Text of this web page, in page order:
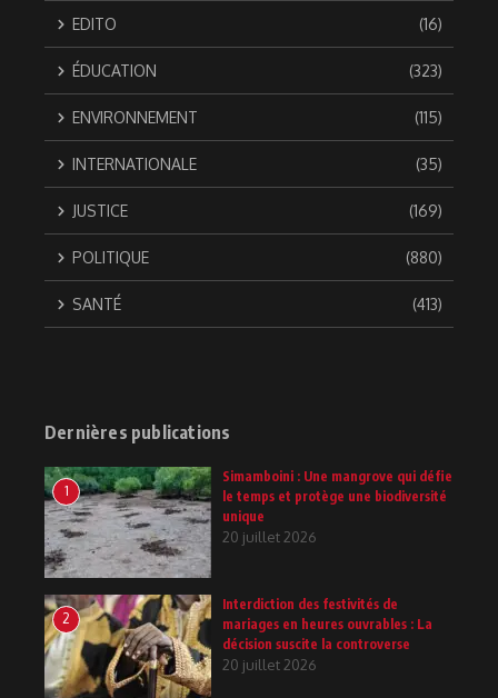
EDITO (16)
ÉDUCATION (323)
ENVIRONNEMENT (115)
INTERNATIONALE (35)
JUSTICE (169)
POLITIQUE (880)
SANTÉ (413)
Dernières publications
1
Simamboini : Une mangrove qui défie
le temps et protège une biodiversité
unique
20 juillet 2026
2
Interdiction des festivités de
mariages en heures ouvrables : La
décision suscite la controverse
20 juillet 2026